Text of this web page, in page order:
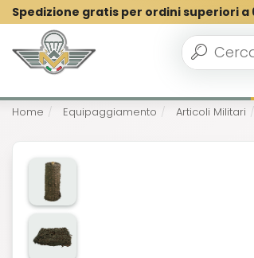
Spedizione gratis per ordini superiori a
Home Equipaggiamento Articoli Militari